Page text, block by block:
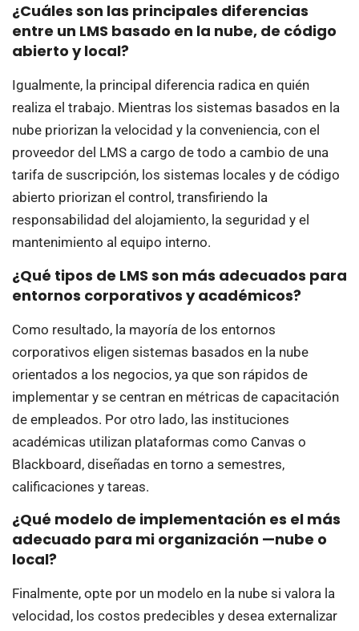
¿Cuáles son las principales diferencias
entre un LMS basado en la nube, de código
abierto y local?
Igualmente, la principal diferencia radica en quién
realiza el trabajo. Mientras los sistemas basados en la
nube priorizan la velocidad y la conveniencia, con el
proveedor del LMS a cargo de todo a cambio de una
tarifa de suscripción, los sistemas locales y de código
abierto priorizan el control, transfiriendo la
responsabilidad del alojamiento, la seguridad y el
mantenimiento al equipo interno.
¿Qué tipos de LMS son más adecuados para
entornos corporativos y académicos?
Como resultado, la mayoría de los entornos
corporativos eligen sistemas basados en la nube
orientados a los negocios, ya que son rápidos de
implementar y se centran en métricas de capacitación
de empleados. Por otro lado, las instituciones
académicas utilizan plataformas como Canvas o
Blackboard, diseñadas en torno a semestres,
calificaciones y tareas.
¿Qué modelo de implementación es el más
adecuado para mi organización —nube o
local?
Finalmente, opte por un modelo en la nube si valora la
velocidad, los costos predecibles y desea externalizar